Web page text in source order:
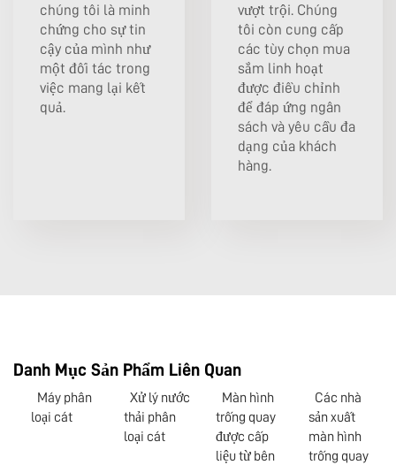
chúng tôi là minh
chứng cho sự tin
cậy của mình như
một đối tác trong
việc mang lại kết
quả.
vượt trội. Chúng
tôi còn cung cấp
các tùy chọn mua
sắm linh hoạt
được điều chỉnh
để đáp ứng ngân
sách và yêu cầu đa
dạng của khách
hàng.
Danh Mục Sản Phẩm Liên Quan
Máy phân
loại cát
Xử lý nước
thải phân
loại cát
Màn hình
trống quay
được cấp
liệu từ bên
Các nhà
sản xuất
màn hình
trống quay